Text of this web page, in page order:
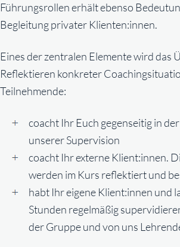
Führungsrollen erhält ebenso
Begleitung privater Klienten:innen.
Eines der zentralen Elemente wird das
Reflektieren konkreter
Teilnehmende:
coacht Ihr Euch gegenseitig in
unserer Supervision
coacht Ihr externe Klient:innen.
werden im Kurs reflektiert und
habt Ihr eigene Klient:innen und
Stunden regelmäßig
der Gruppe und von uns